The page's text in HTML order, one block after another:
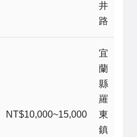
井
路
NT$10,000~15,000
宜
蘭
縣
羅
東
鎮